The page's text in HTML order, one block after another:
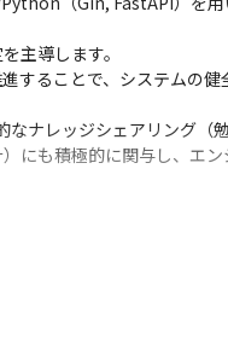
主導します。
することで、システムの健
ナレッジシェアリング（
にも積極的に関与し、エ